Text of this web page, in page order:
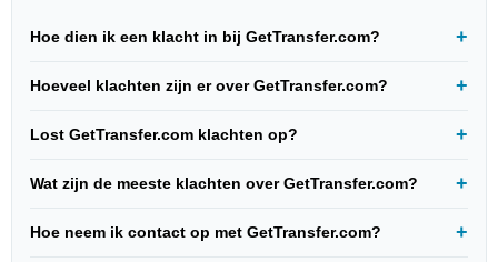
Hoe dien ik een klacht in bij GetTransfer.com?
Hoeveel klachten zijn er over GetTransfer.com?
Lost GetTransfer.com klachten op?
Wat zijn de meeste klachten over GetTransfer.com?
Hoe neem ik contact op met GetTransfer.com?